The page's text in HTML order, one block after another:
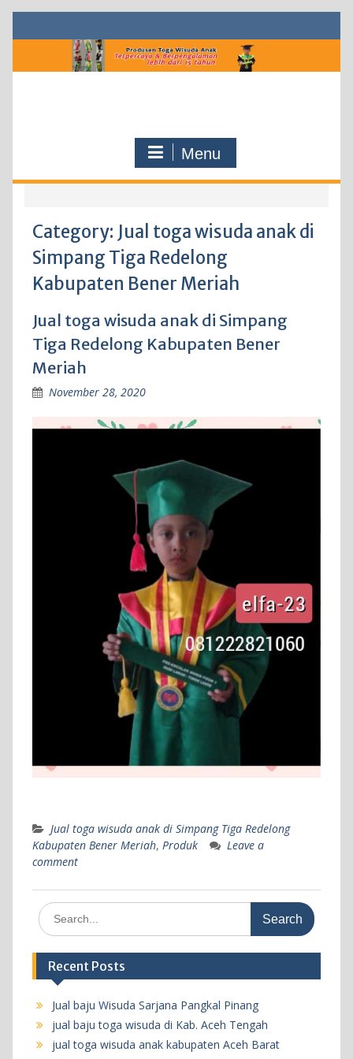
to
Menu
Category: Jual toga wisuda anak di
Simpang Tiga Redelong
Kabupaten Bener Meriah
Jual toga wisuda anak di Simpang
Tiga Redelong Kabupaten Bener
Meriah
November 28, 2020
Jual toga wisuda anak di Simpang Tiga Redelong
Kabupaten Bener Meriah, Produk
Leave a
comment
Search
for:
Recent Posts
Jual baju Wisuda Sarjana Pangkal Pinang
jual baju toga wisuda di Kab. Aceh Tengah
jual toga wisuda anak kabupaten Aceh Barat